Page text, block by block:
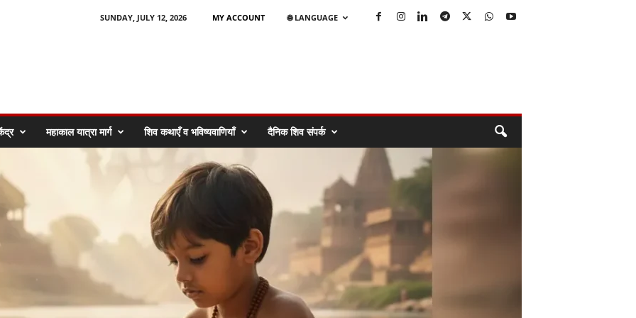
SUNDAY, JULY 12, 2026 MY ACCOUNT
🌐 LANGUAGE
महाकाल यात्रा मार्ग शिव कथाएँ व भविष्यवाणियाँ दैनिक शिव संपर्क